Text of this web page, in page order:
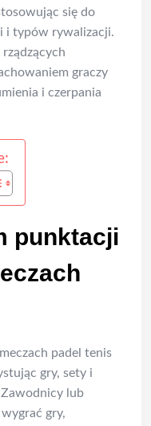
się do
i typów rywalizacji.
graczy
i czerpania
punktacji
padel tenis
gry, sety i
Zawodnicy lub
gry,